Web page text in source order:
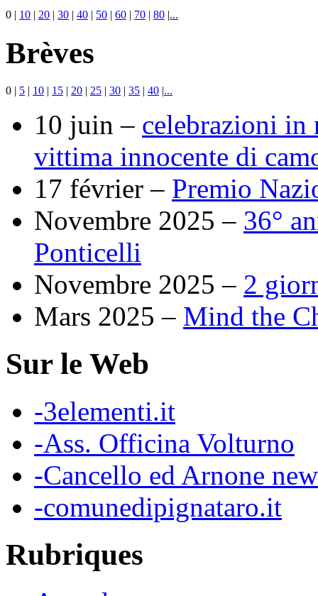
0 | 10 | 20 | 30 | 40 | 50 | 60 | 70 | 80 |...
Brèves
0 | 5 | 10 | 15 | 20 | 25 | 30 | 35 | 40 |...
10 juin – celebrazioni
vittima innocente di
17 février – Premio
Novembre 2025 – 36°
Ponticelli
Novembre 2025 – 2
Mars 2025 – Mind the
Sur le Web
-3elementi.it
-Ass. Officina Volturno
-Cancello ed Arnone
-comunedipignataro.it
Rubriques